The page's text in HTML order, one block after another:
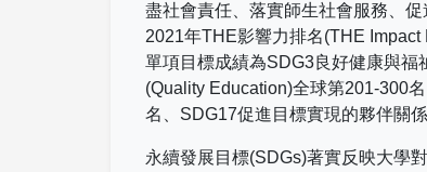
盡社會責任、落實師生社會服務、
2021年THE影響力排名(THE Impact
單項目標成績為SDG3良好健康與福
(Quality Education)全球第201-300名
名、 SDG17促進目標實現的夥伴關係
永續發展目標(SDGs)著實反映大學